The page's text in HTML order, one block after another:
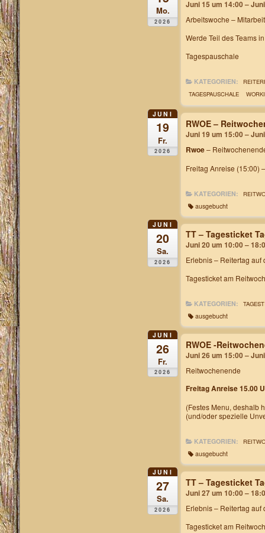
Mo.
2026
Juni 15 um 14:00 –
Arbeitswoche –
Werde Teil des Teams
Tagespauschale
KATEGORIEN:
TAGESPAUSCHALE
JUNI
19
Fr.
2026
RWOE –
Juni 19 um 15:00 –
Rwoe–
Freitag Anreise (15:00)
KATEGORIEN:
ausgebucht
JUNI
20
Sa.
2026
TT – Tagesticket
Juni 20 um 10:00 –
Erlebnis – Reitertag auf
Tagesticket am
KATEGORIEN:
ausgebucht
JUNI
26
Fr.
2026
RWOE -
Juni 26 um 15:00 –
Reitwochenende
Freitag Anreise 15.00
(Festes Menu, deshalb
(und/oder spezielle
KATEGORIEN:
ausgebucht
JUNI
27
Sa.
2026
TT – Tagesticket
Juni 27 um 10:00 –
Erlebnis – Reitertag auf
Tagesticket am